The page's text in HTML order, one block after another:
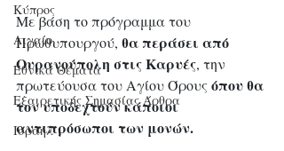
Κύπρος
Αιγαίο
Εθνικά Θέματα
Εξαιρετικής Σημασίας Άρθρα
Ισραήλ
Με βάση το πρόγραμμα του
Πρωθυπουργού, θα περάσει από
Ουρανούπολη στις Καρυές, την
πρωτεύουσα του Αγίου Όρους όπου θα
τον υποδεχτούν κάποιοι
αντιπρόσωποι των μονών.